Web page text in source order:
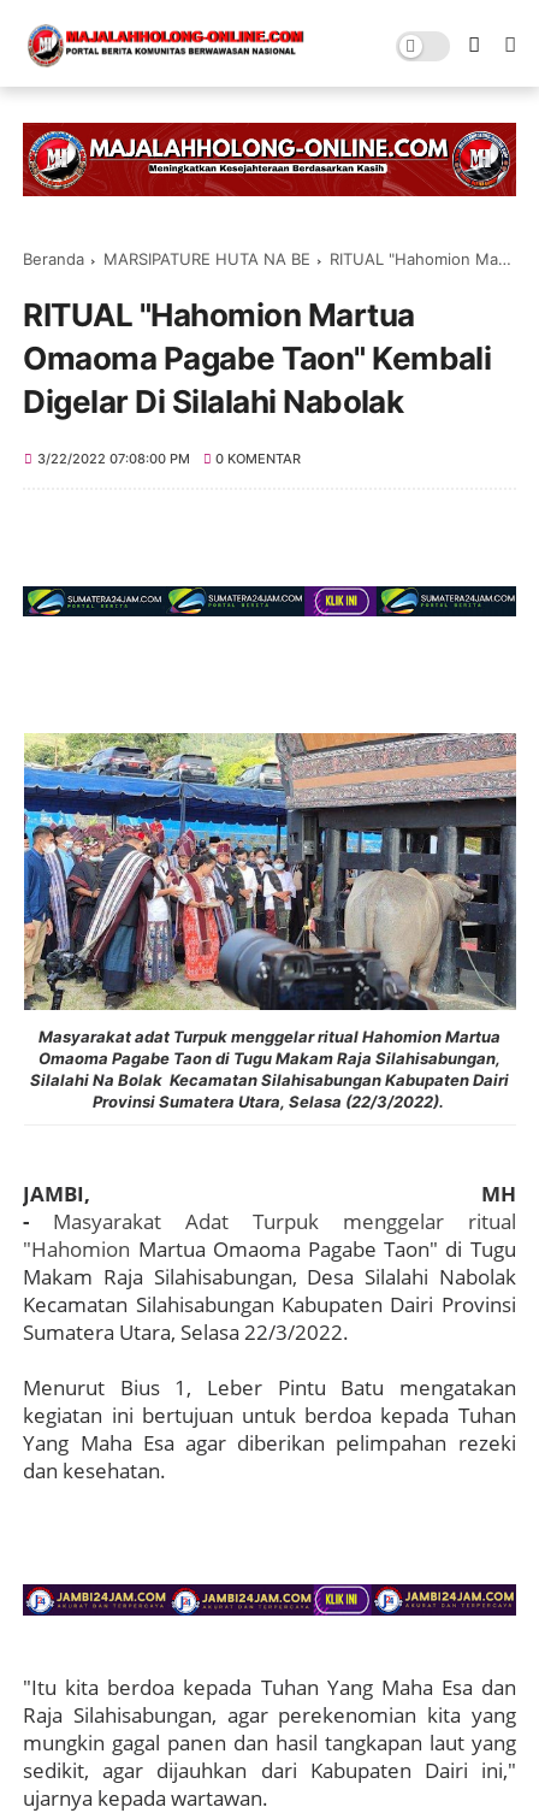
Beranda MARSIPATURE HUTA NA BE RITUAL "Hahomion Martua Omaoma Pagabe Taon" Kembali Digelar Di Silalahi Nabolak
RITUAL "Hahomion Martua
Omaoma Pagabe Taon" Kembali
Digelar Di Silalahi Nabolak
3/22/2022 07:08:00 PM 0 KOMENTAR
Masyarakat adat Turpuk menggelar ritual Hahomion Martua
Omaoma Pagabe Taon di Tugu Makam Raja Silahisabungan,
Silalahi Na Bolak Kecamatan Silahisabungan Kabupaten Dairi
Provinsi Sumatera Utara, Selasa (22/3/2022).
JAMBI, MH
-
Masyarakat Adat Turpuk menggelar ritual
"Hahomion Martua Omaoma Pagabe Taon" di Tugu
Makam Raja Silahisabungan, Desa Silalahi Nabolak
Kecamatan Silahisabungan Kabupaten Dairi Provinsi
Sumatera Utara, Selasa 22/3/2022.
Menurut Bius 1, Leber Pintu Batu mengatakan
kegiatan ini bertujuan untuk berdoa kepada Tuhan
Yang Maha Esa agar diberikan pelimpahan rezeki
dan kesehatan.
"Itu kita berdoa kepada Tuhan Yang Maha Esa dan
Raja Silahisabungan, agar perekenomian kita yang
mungkin gagal panen dan hasil tangkapan laut yang
sedikit, agar dijauhkan dari Kabupaten Dairi ini,"
ujarnya kepada wartawan.